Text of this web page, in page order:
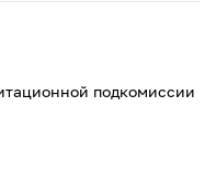
подкомиссии